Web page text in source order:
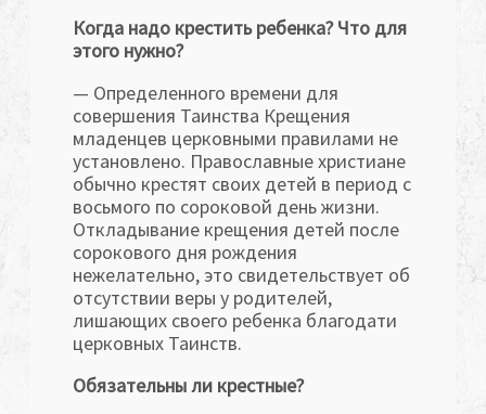
Когда надо крестить ребенка? Что для
этого нужно?
— Определенного времени для
совершения Таинства Крещения
младенцев церковными правилами не
установлено. Православные христиане
обычно крестят своих детей в период с
восьмого по сороковой день жизни.
Откладывание крещения детей после
сорокового дня рождения
нежелательно, это свидетельствует об
отсутствии веры у родителей,
лишающих своего ребенка благодати
церковных Таинств.
Обязательны ли крестные?